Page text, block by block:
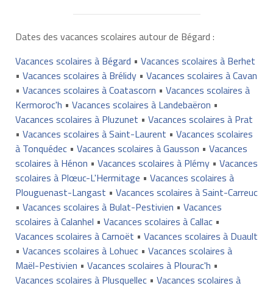
Dates des vacances scolaires autour de Bégard :
Vacances scolaires à Bégard • Vacances scolaires à Berhet
• Vacances scolaires à Brélidy• Vacances scolaires à Cavan
• Vacances scolaires à Coatascorn • Vacances scolaires à
Kermoroc'h • Vacances scolaires à Landebaëron •
Vacances scolaires à Pluzunet • Vacances scolaires à Prat
• Vacances scolaires à Saint-Laurent • Vacances scolaires
à Tonquédec• Vacances scolaires à Gausson • Vacances
scolaires à Hénon • Vacances scolaires à Plémy• Vacances
scolaires à Plœuc-L'Hermitage • Vacances scolaires à
Plouguenast-Langast • Vacances scolaires à Saint-Carreuc
• Vacances scolaires à Bulat-Pestivien • Vacances
scolaires à Calanhel • Vacances scolaires à Callac•
Vacances scolaires à Carnoët • Vacances scolaires à Duault
• Vacances scolaires à Lohuec• Vacances scolaires à
Maël-Pestivien • Vacances scolaires à Plourac'h •
Vacances scolaires à Plusquellec• Vacances scolaires à